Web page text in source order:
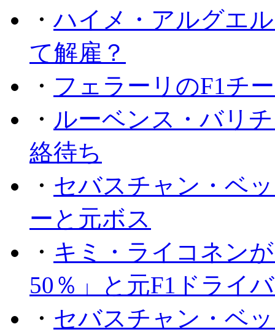
・ハイメ・アルグエ
て解雇？
・ フェラーリのF1チ
・ ルーベンス・バリ
絡待ち
・ セバスチャン・ベ
ーと元ボス
・ キミ・ライコネン
50％」と元F1ドライ
・ セバスチャン・ベ